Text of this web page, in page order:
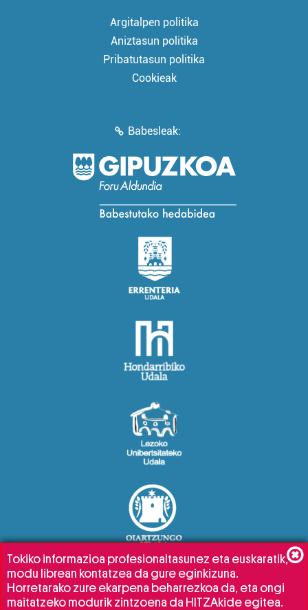
Argitalpen politika
Aniztasun politika
Pribatutasun politika
Cookieak
Babesleak:
Tokiko informazioa profesionaltasunez eta euskaratik,
modu librean kontatzea da gure eginkizuna.
Horretarako zure ekarpena beharrezkoa da, eta ongi
maitatzeko modurik zintzoena da HITZAkide egitea.